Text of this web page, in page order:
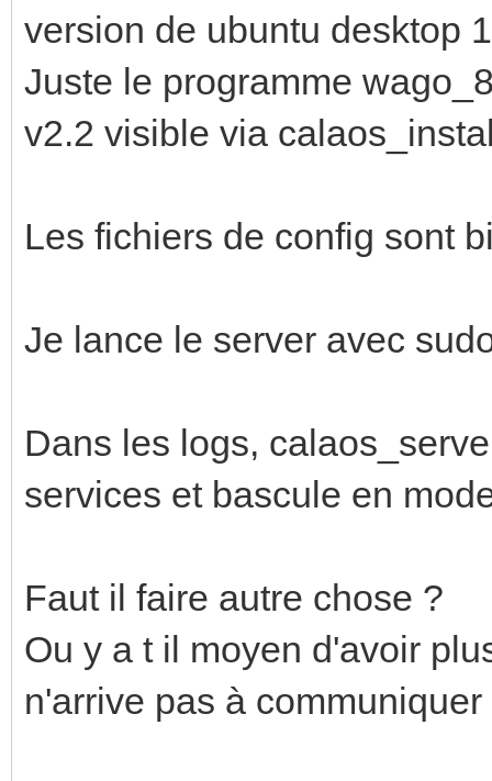
version de ubuntu desktop
Juste le programme
v2.2 visible via
Les fichiers de config sont
Je lance le server avec
Dans les logs,
services et bascule en
Faut il faire autre chose ?
Ou y a t il moyen d'avoir
n'arrive pas à communiquer